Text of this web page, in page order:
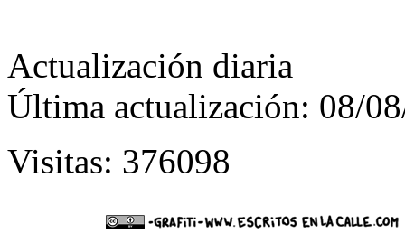
Actualización diaria
Última actualización: 08/
Visitas: 376098